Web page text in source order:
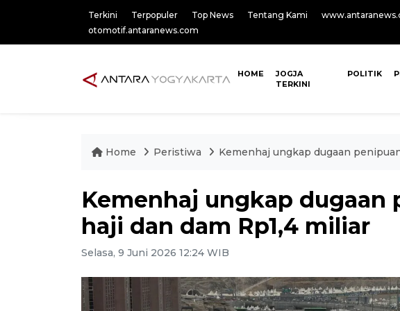
Terkini Terpopuler Top News Tentang Kami
otomotif.antaranews.com
HOME
JOGJA
TERKINI
POLITIK
Home Peristiwa Kemenhaj ungkap dugaan
Kemenhaj ungkap dugaan
haji dan dam Rp1,4 miliar
Selasa, 9 Juni 2026 12:24 WIB